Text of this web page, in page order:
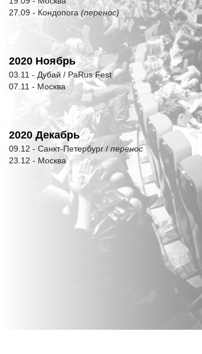
27.09 - Кондопога (перенос)
2020 Ноябрь
03.11 - Дубай / PaRus Fest
07.11 - Москва
2020 Декабрь
09.12 - Санкт-Петербург / перенос
23.12 - Москва